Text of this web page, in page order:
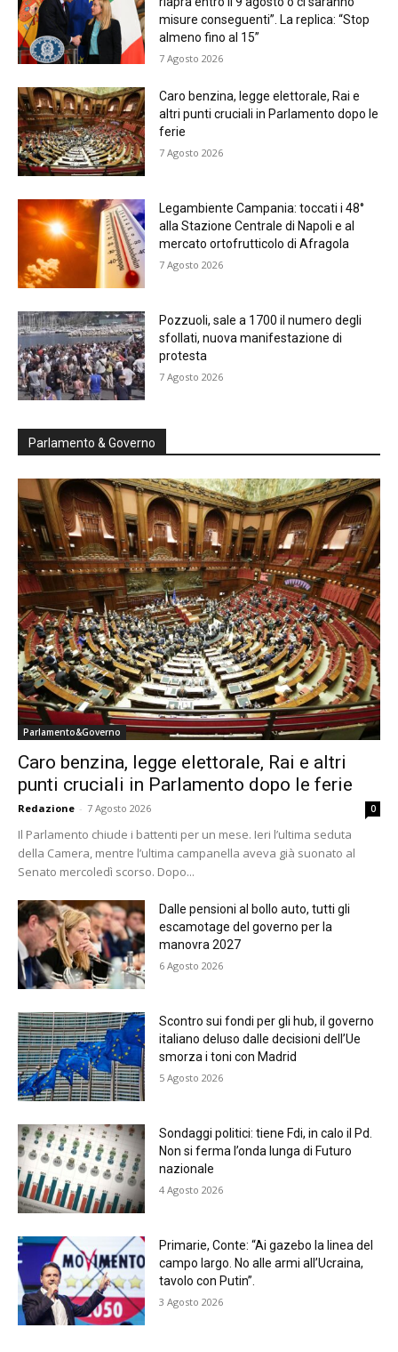
misure conseguenti”. La replica: “Stop
almeno fino al 15”
7 Agosto 2026
Caro benzina, legge elettorale, Rai e
altri punti cruciali in Parlamento dopo le
ferie
7 Agosto 2026
Legambiente Campania: toccati i 48°
alla Stazione Centrale di Napoli e al
mercato ortofrutticolo di Afragola
7 Agosto 2026
Pozzuoli, sale a 1700 il numero degli
sfollati, nuova manifestazione di
protesta
7 Agosto 2026
Parlamento & Governo
Parlamento&Governo
Caro benzina, legge elettorale, Rai e altri
punti cruciali in Parlamento dopo le ferie
Redazione - 7 Agosto 2026 0
Il Parlamento chiude i battenti per un mese. Ieri l’ultima seduta
della Camera, mentre l’ultima campanella aveva già suonato al
Senato mercoledì scorso. Dopo...
Dalle pensioni al bollo auto, tutti gli
escamotage del governo per la
manovra 2027
6 Agosto 2026
Scontro sui fondi per gli hub, il governo
italiano deluso dalle decisioni dell’Ue
smorza i toni con Madrid
5 Agosto 2026
Sondaggi politici: tiene Fdi, in calo il Pd.
Non si ferma l’onda lunga di Futuro
nazionale
4 Agosto 2026
Primarie, Conte: “Ai gazebo la linea del
campo largo. No alle armi all’Ucraina,
tavolo con Putin”.
3 Agosto 2026